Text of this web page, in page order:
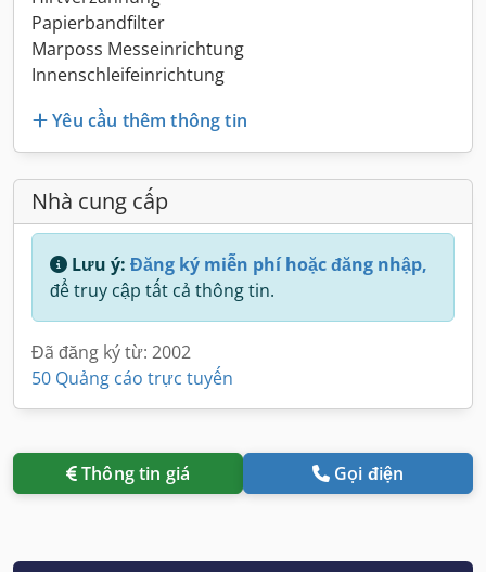
Papierbandfilter
Marposs Messeinrichtung
Innenschleifeinrichtung
Yêu cầu thêm thông tin
Nhà cung cấp
Lưu ý: Đăng ký miễn phí hoặc đăng nhập,
để truy cập tất cả thông tin.
Đã đăng ký từ: 2002
50 Quảng cáo trực tuyến
Thông tin giá Gọi điện